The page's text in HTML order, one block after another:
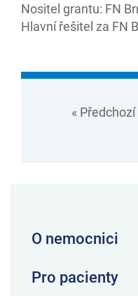
Nositel grantu: FN
Hlavní řešitel za FN
« Předchozí
O nemocnici
Pro pacienty